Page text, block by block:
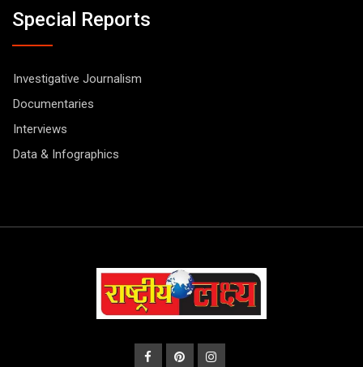
Special Reports
Investigative Journalism
Documentaries
Interviews
Data & Infographics